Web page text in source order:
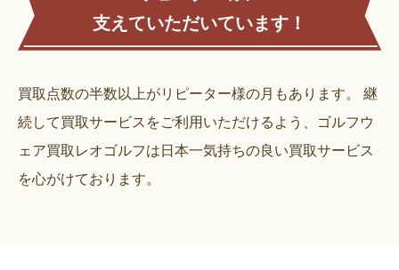
支えていただいています！
買取点数の半数以上がリピーター様の月もあります。
継
続して買取サービスをご利用いただけるよう、ゴルフウ
ェア買取レオゴルフは日本一気持ちの良い買取サービス
を心がけております。